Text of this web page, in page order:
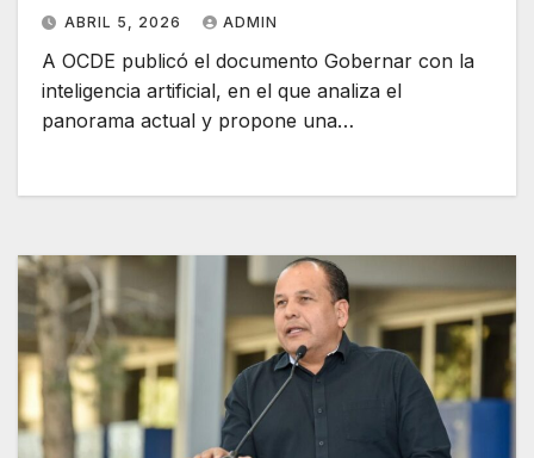
ABRIL 5, 2026 ADMIN
A OCDE publicó el documento Gobernar con la
inteligencia artificial, en el que analiza el
panorama actual y propone una…